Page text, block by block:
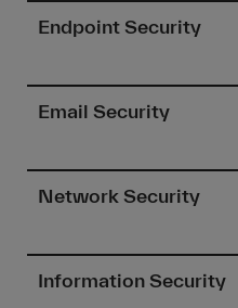
Endpoint Security
Email Security
Network Security
Information Security